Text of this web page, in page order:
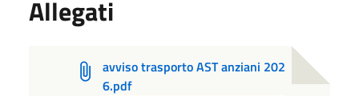
Allegati
avviso trasporto AST anziani 202
6.pdf